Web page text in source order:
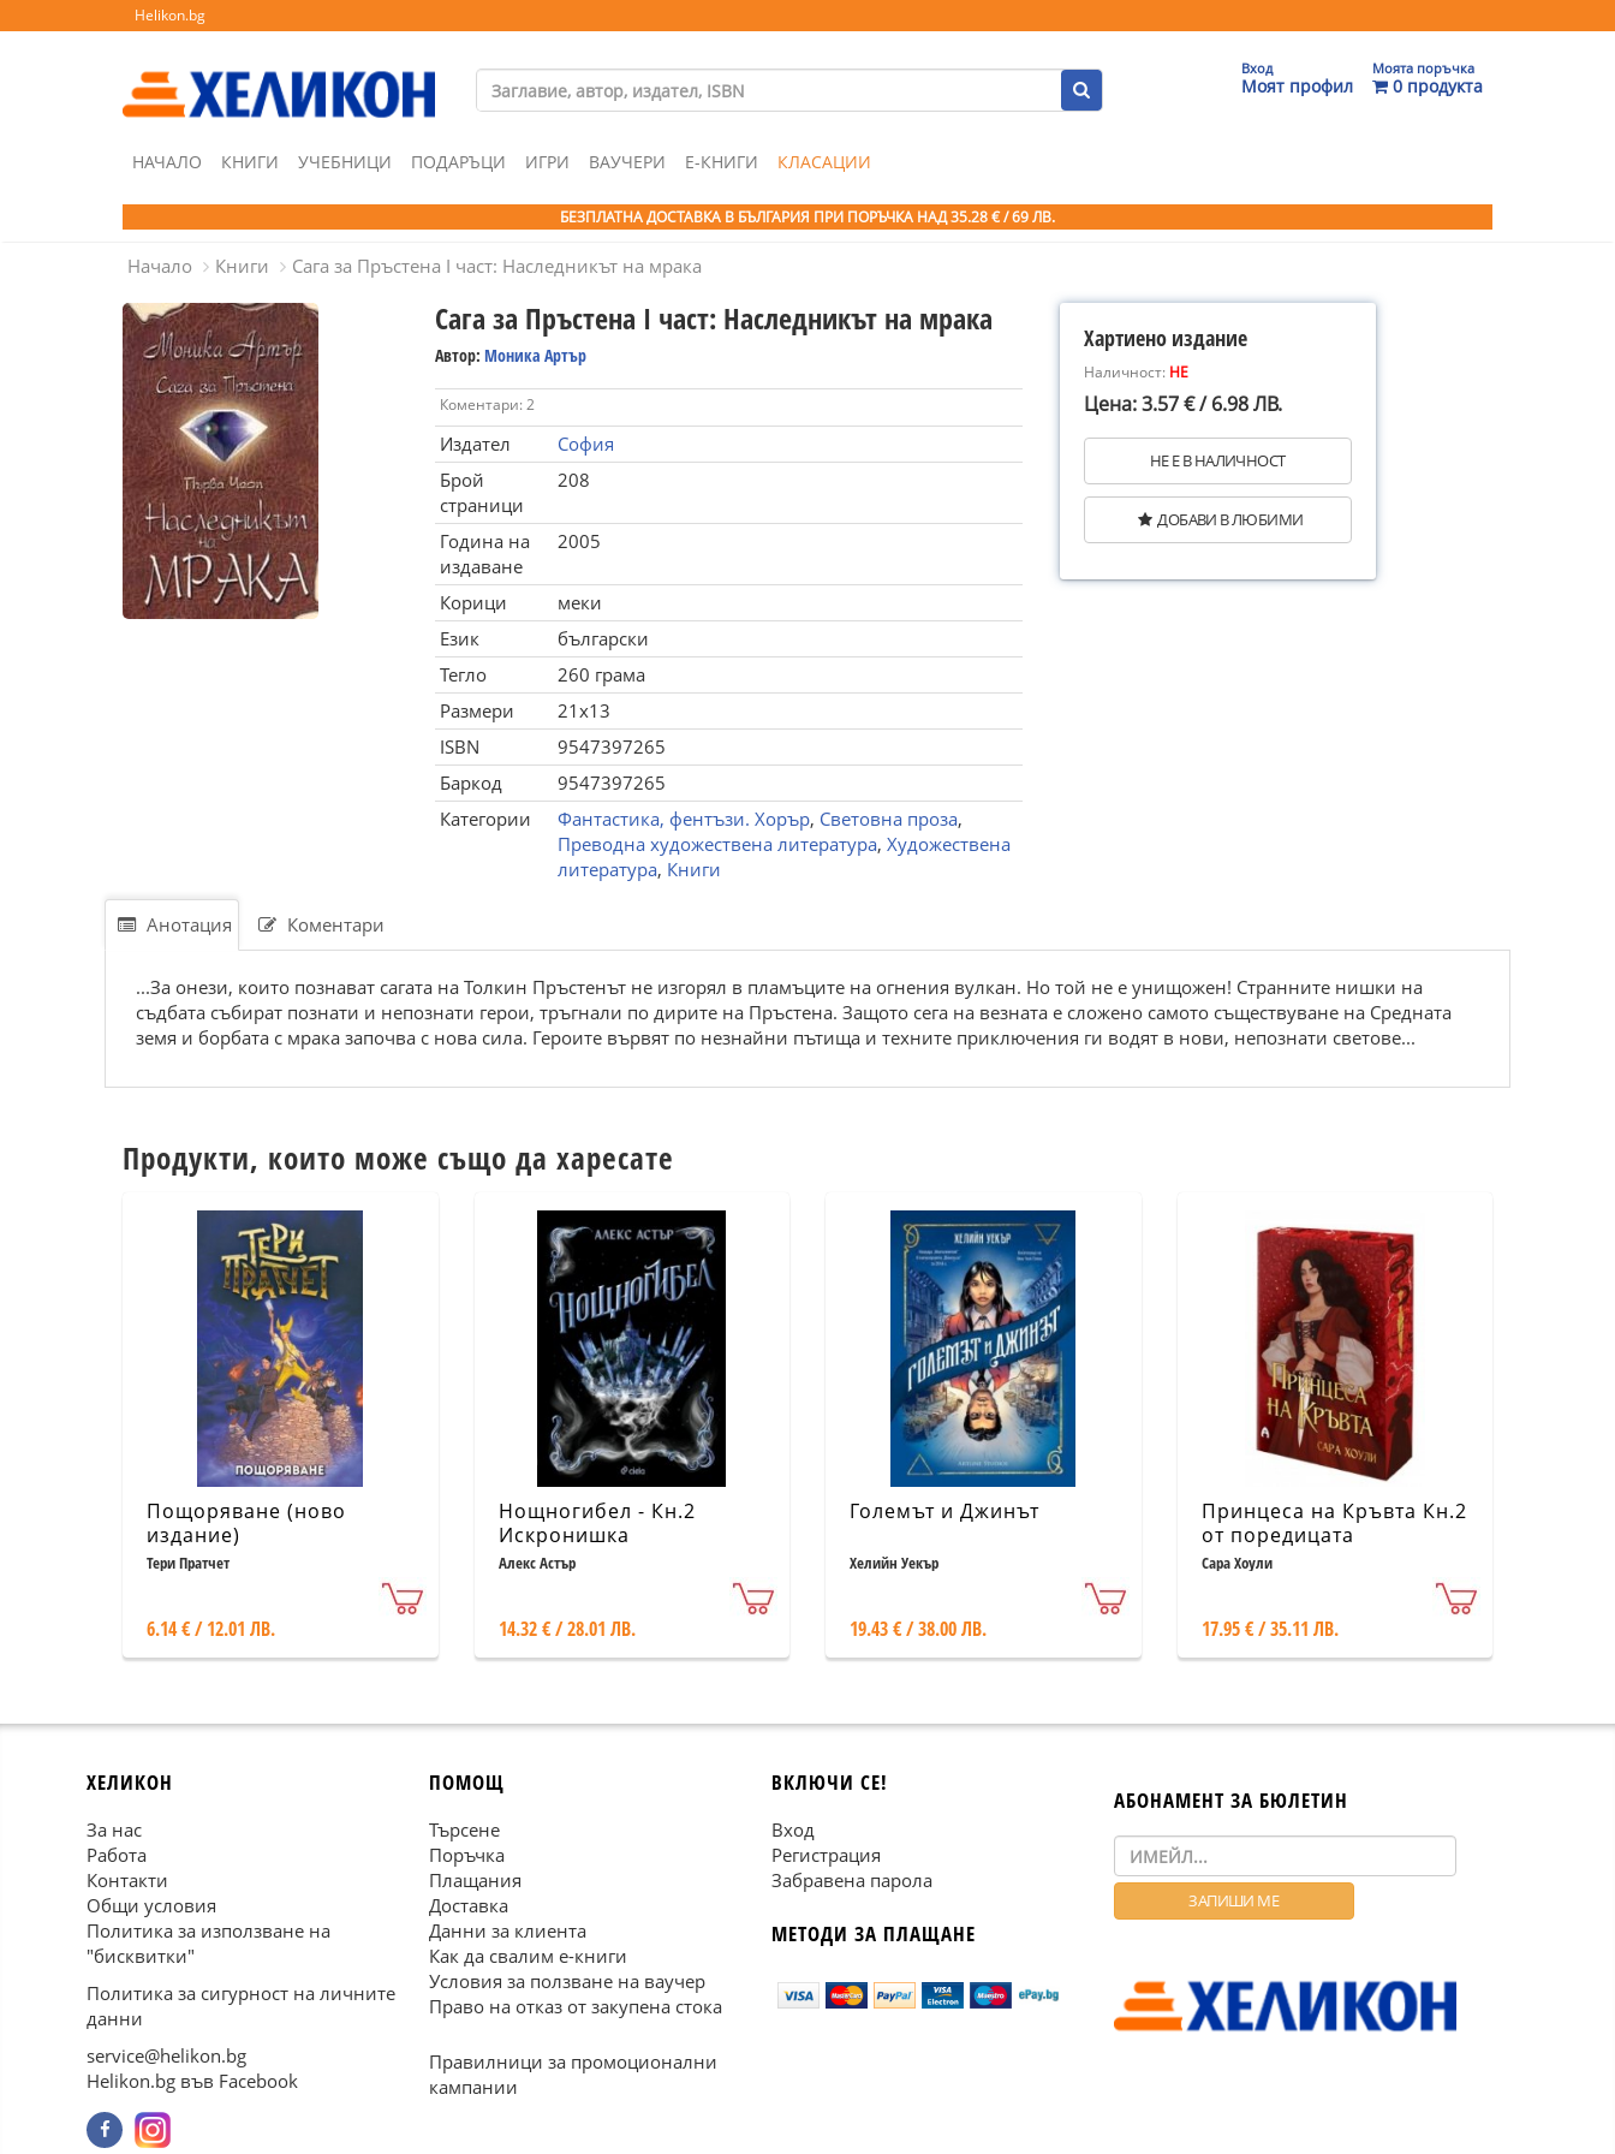
Helikon.bg
Вход
Моят профил
Моята поръчка
0 продукта
НАЧАЛО КНИГИ УЧЕБНИЦИ ПОДАРЪЦИ ИГРИ ВАУЧЕРИ Е-КНИГИ КЛАСАЦИИ
БЕЗПЛАТНА ДОСТАВКА В БЪЛГАРИЯ ПРИ ПОРЪЧКА НАД 35.28 € / 69 ЛВ.
Начало Книги Сага за Пръстена I част: Наследникът на мрака
Сага за Пръстена I част: Наследникът на мрака
Автор: Моника Артър
Коментари: 2
Издател
София
Брой
страници
208
Година на
издаване
2005
Корици
меки
Език
български
Тегло
260 грама
Размери
21x13
ISBN
9547397265
Баркод
9547397265
Категории
Фантастика, фентъзи. Хорър, Световна проза,
Преводна художествена литература, Художествена
литература, Книги
Хартиено издание
Наличност: НЕ
Цена: 3.57 € / 6.98 ЛВ.
НЕ Е В НАЛИЧНОСТ
ДОБАВИ В ЛЮБИМИ
Анотация Коментари
...За онези, които познават сагата на Толкин Пръстенът не изгорял в пламъците на огнения вулкан. Но той не е унищожен! Странните нишки на
съдбата събират познати и непознати герои, тръгнали по дирите на Пръстена. Защото сега на везната е сложено самото съществуване на Средната
земя и борбата с мрака започва с нова сила. Героите вървят по незнайни пътища и техните приключения ги водят в нови, непознати светове...
Продукти, които може също да харесате
Пощоряване (ново
издание)
Тери Пратчет
6.14 € / 12.01 ЛВ.
Нощногибел - Кн.2
Искронишка
Алекс Астър
14.32 € / 28.01 ЛВ.
Големът и Джинът
Хелийн Уекър
19.43 € / 38.00 ЛВ.
Принцеса на Кръвта Кн.2
от поредицата
Фрагментите на магията
Сара Хоули
17.95 € / 35.11 ЛВ.
ХЕЛИКОН
За нас
Работа
Контакти
Общи условия
Политика за използване на
"бисквитки"
Политика за сигурност на личните
данни
service@helikon.bg
Helikon.bg във Facebook
ПОМОЩ
Търсене
Поръчка
Плащания
Доставка
Данни за клиента
Как да свалим е-книги
Условия за ползване на ваучер
Право на отказ от закупена стока
Правилници за промоционални
кампании
ВКЛЮЧИ СЕ!
Вход
Регистрация
Забравена парола
МЕТОДИ ЗА ПЛАЩАНЕ
АБОНАМЕНТ ЗА БЮЛЕТИН